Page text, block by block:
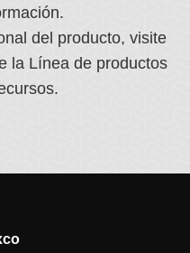
del producto, visite
la Línea de productos